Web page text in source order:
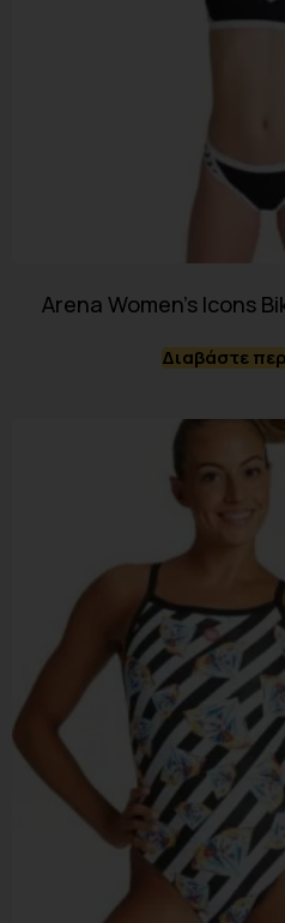
Arena Women’s Icons
Διαβάστε